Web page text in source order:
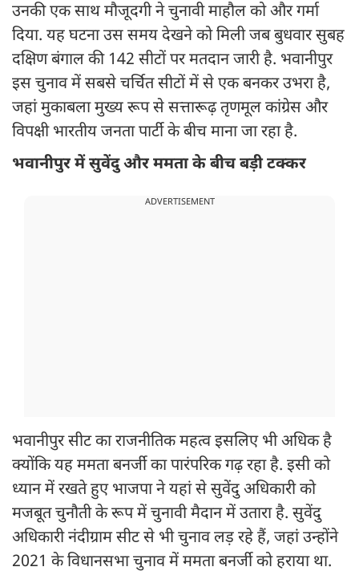
उनकी एक साथ मौजूदगी ने चुनावी माहौल को और गर्मा
दिया. यह घटना उस समय देखने को मिली जब बुधवार सुबह
दक्षिण बंगाल की 142 सीटों पर मतदान जारी है. भवानीपुर
इस चुनाव में सबसे चर्चित सीटों में से एक बनकर उभरा है,
जहां मुकाबला मुख्य रूप से सत्तारूढ़ तृणमूल कांग्रेस और
विपक्षी भारतीय जनता पार्टी के बीच माना जा रहा है.
भवानीपुर में सुवेंदु और ममता के बीच बड़ी टक्कर
ADVERTISEMENT
भवानीपुर सीट का राजनीतिक महत्व इसलिए भी अधिक है
क्योंकि यह ममता बनर्जी का पारंपरिक गढ़ रहा है. इसी को
ध्यान में रखते हुए भाजपा ने यहां से सुवेंदु अधिकारी को
मजबूत चुनौती के रूप में चुनावी मैदान में उतारा है. सुवेंदु
अधिकारी नंदीग्राम सीट से भी चुनाव लड़ रहे हैं, जहां उन्होंने
2021 के विधानसभा चुनाव में ममता बनर्जी को हराया था.